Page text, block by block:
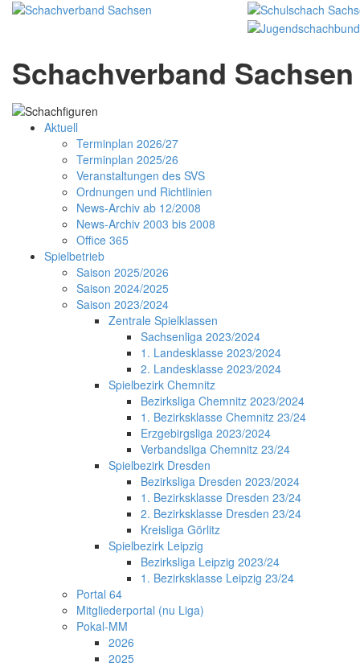
Schachverband Sachsen
Aktuell
Terminplan 2026/27
Terminplan 2025/26
Veranstaltungen des SVS
Ordnungen und Richtlinien
News-Archiv ab 12/2008
News-Archiv 2003 bis 2008
Office 365
Spielbetrieb
Saison 2025/2026
Saison 2024/2025
Saison 2023/2024
Zentrale Spielklassen
Sachsenliga 2023/2024
1. Landesklasse 2023/2024
2. Landesklasse 2023/2024
Spielbezirk Chemnitz
Bezirksliga Chemnitz 2023/2024
1. Bezirksklasse Chemnitz 23/24
Erzgebirgsliga 2023/2024
Verbandsliga Chemnitz 23/24
Spielbezirk Dresden
Bezirksliga Dresden 2023/2024
1. Bezirksklasse Dresden 23/24
2. Bezirksklasse Dresden 23/24
Kreisliga Görlitz
Spielbezirk Leipzig
Bezirksliga Leipzig 2023/24
1. Bezirksklasse Leipzig 23/24
Portal 64
Mitgliederportal (nu Liga)
Pokal-MM
2026
2025